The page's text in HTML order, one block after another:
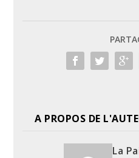
A PROPOS DE
La